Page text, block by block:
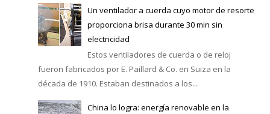
Un ventilador a cuerda cuyo motor de resorte
proporciona brisa durante 30 min sin
electricidad
Estos ventiladores de cuerda o de reloj
fueron fabricados por E. Paillard & Co. en Suiza en la
década de 1910. Estaban destinados a los...
China lo logra: energía renovable en la